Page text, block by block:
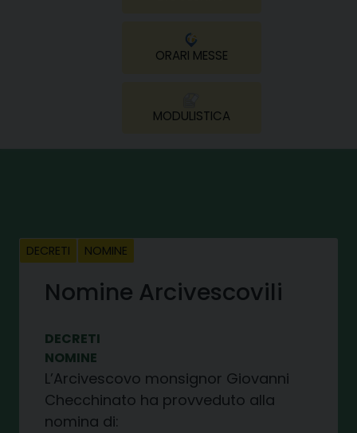
ORARI MESSE
MODULISTICA
DECRETI NOMINE
Nomine Arcivescovili
DECRETI
NOMINE
L’Arcivescovo monsignor Giovanni
Checchinato ha provveduto alla
nomina di: